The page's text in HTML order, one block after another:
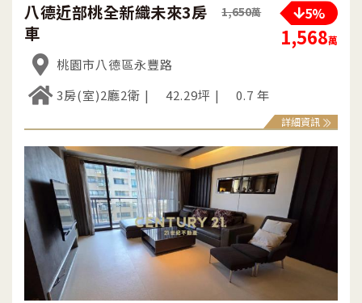
八德近部桃全新織未來3房
車
1,650萬 5%
1,568萬
桃園市八德區永豐路
3房(室)2廳2衛
42.29坪 0.7 年
詳細資訊